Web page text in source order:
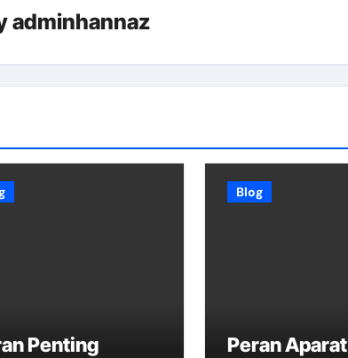
adminhannaz
Penting
Blog
Peran Aparat